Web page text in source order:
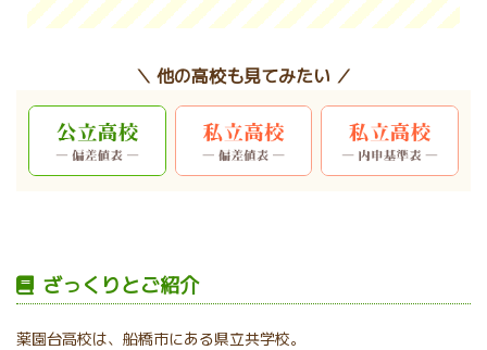
＼ 他の高校も見てみたい ／
ざっくりとご紹介
薬園台高校は、船橋市にある県立共学校。